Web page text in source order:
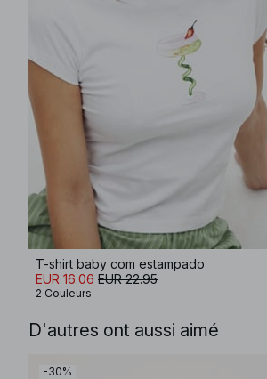
T-shirt baby com estampado
EUR 16.06 EUR 22.95
2 Couleurs
D'autres ont aussi aimé
-30%